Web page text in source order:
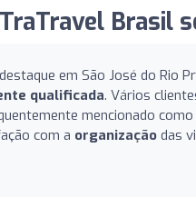
Brasil
em São José do Rio
qualificada. Vários
mencionado
com a organização das